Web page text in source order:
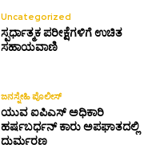
Uncategorized
ಸ್ಪರ್ಧಾತ್ಮಕ ಪರೀಕ್ಷೆಗಳಿಗೆ ಉಚಿತ
ಸಹಾಯವಾಣಿ
ಜನಸ್ನೇಹಿ ಪೊಲೀಸ್
ಯುವ ಐಪಿಎಸ್ ಅಧಿಕಾರಿ
ಹರ್ಷಬರ್ಧನ್ ಕಾರು ಅಪಘಾತದಲ್ಲಿ
ದುರ್ಮರಣ